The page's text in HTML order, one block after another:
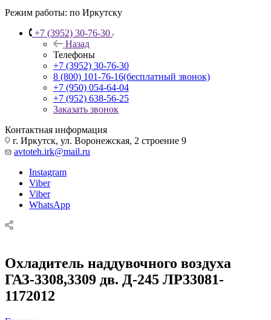
Режим работы: по Иркутску
+7 (3952) 30-76-30
Назад
Телефоны
+7 (3952) 30-76-30
8 (800) 101-76-16(бесплатный звонок)
+7 (950) 054-64-04
+7 (952) 638-56-25
Заказать звонок
Контактная информация
г. Иркутск, ул. Воронежская, 2 строение 9
avtoteh.irk@mail.ru
Instagram
Viber
Viber
WhatsApp
Охладитель наддувочного воздуха
ГАЗ-3308,3309 дв. Д-245 ЛР33081-
1172012